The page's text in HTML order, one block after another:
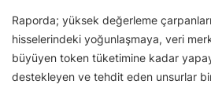
Raporda; yüksek değerleme
hisselerindeki yoğunlaşmaya, veri
büyüyen token tüketimine kadar
destekleyen ve tehdit eden unsurlar